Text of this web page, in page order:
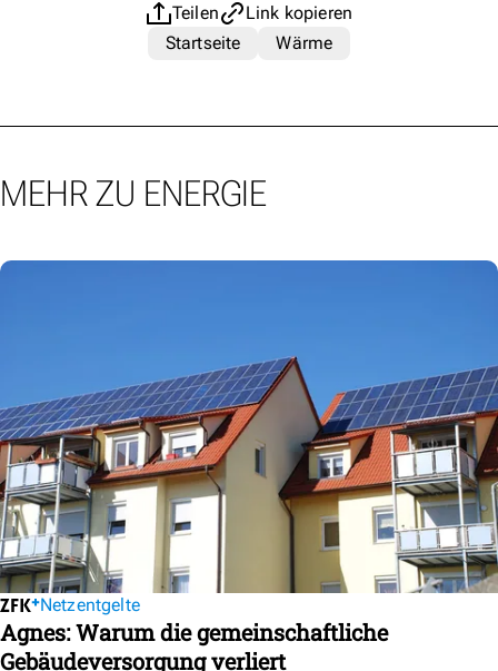
Teilen
Link kopieren
Startseite
Wärme
MEHR ZU ENERGIE
Netzentgelte
Agnes: Warum die gemeinschaftliche
Gebäudeversorgung verliert